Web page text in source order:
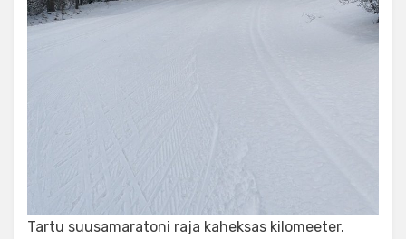
Tartu suusamaratoni raja kaheksas kilomeeter.